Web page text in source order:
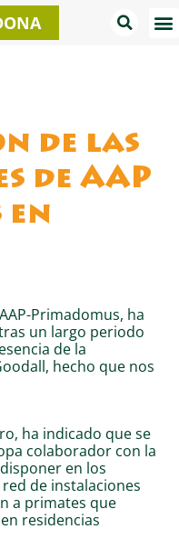
de las
de AAP
en
Primadomus, ha
un largo periodo
de la
hecho que nos
ha indicado que se
colaborador con la
en los
de instalaciones
a primates que
residencias